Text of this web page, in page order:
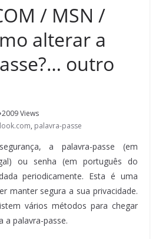
/ MSN /
alterar a
outro
2009 Views
, palavra-passe
a palavra-passe (em
ou senha (em português do
periodicamente. Esta é uma
manter segura a sua privacidade.
vários métodos para chegar
a palavra-passe.